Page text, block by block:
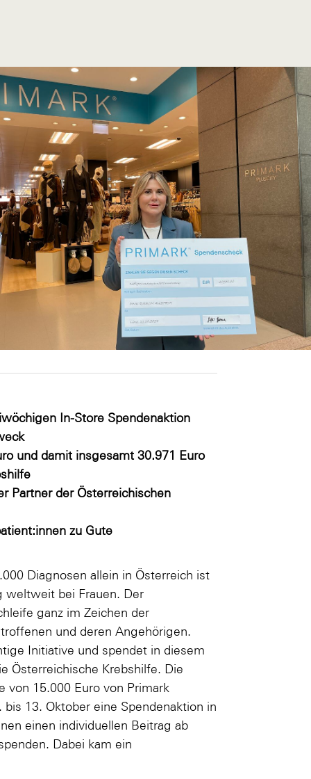
In-Store Spendenaktion
und damit insgesamt 30.971 Euro
Partner der Österreichischen
zu Gute
Diagnosen allein in Österreich ist
weltweit bei Frauen. Der
ganz im Zeichen der
und deren Angehörigen.
Initiative und spendet in diesem
Österreichische Krebshilfe. Die
von 15.000 Euro von Primark
13. Oktober eine Spendenaktion in
einen individuellen Beitrag ab
Dabei kam ein